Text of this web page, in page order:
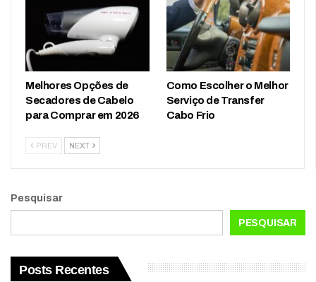
Melhores Opções de
Secadores de Cabelo
para Comprar em 2026
Como Escolher o Melhor
Serviço de Transfer
Cabo Frio
PREV NEXT
Pesquisar
PESQUISAR
Posts Recentes